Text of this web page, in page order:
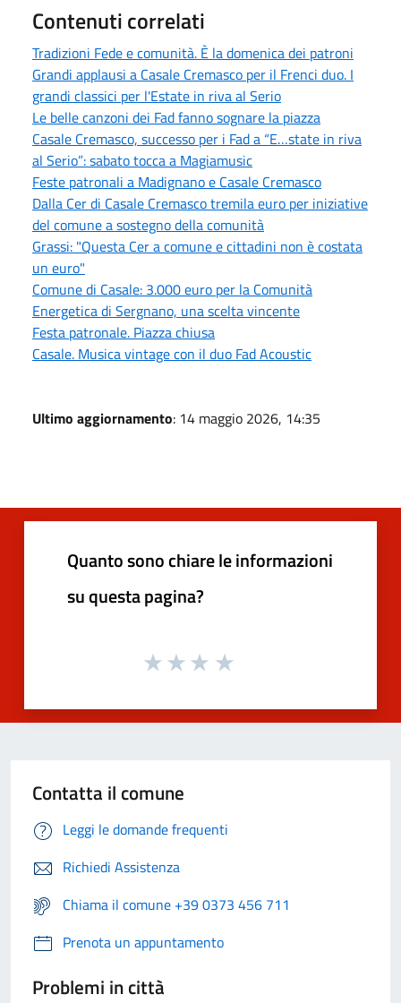
Contenuti correlati
Tradizioni Fede e comunità. È la domenica dei patroni
Grandi applausi a Casale Cremasco per il Frenci duo. I
grandi classici per l'Estate in riva al Serio
Le belle canzoni dei Fad fanno sognare la piazza
Casale Cremasco, successo per i Fad a “E…state in riva
al Serio”: sabato tocca a Magiamusic
Feste patronali a Madignano e Casale Cremasco
Dalla Cer di Casale Cremasco tremila euro per iniziative
del comune a sostegno della comunità
Grassi: "Questa Cer a comune e cittadini non è costata
un euro"
Comune di Casale: 3.000 euro per la Comunità
Energetica di Sergnano, una scelta vincente
Festa patronale. Piazza chiusa
Casale. Musica vintage con il duo Fad Acoustic
Ultimo aggiornamento: 14 maggio 2026, 14:35
Quanto sono chiare le informazioni
su questa pagina?
Contatta il comune
Leggi le domande frequenti
Richiedi Assistenza
Chiama il comune +39 0373 456 711
Prenota un appuntamento
Problemi in città